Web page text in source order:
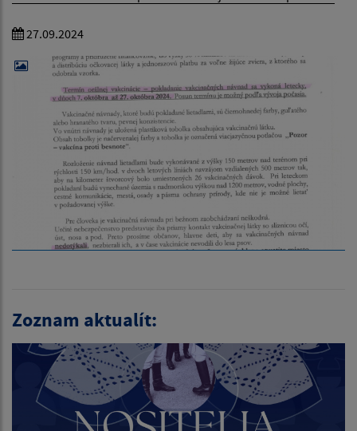
27.09.2024
Zoznam aktualít: